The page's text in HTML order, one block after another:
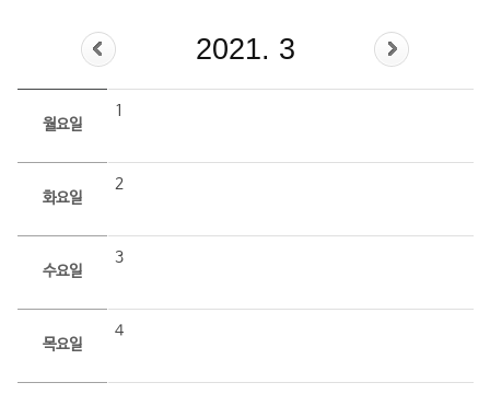
2021. 3
월요일
1
화요일
2
수요일
3
목요일
4